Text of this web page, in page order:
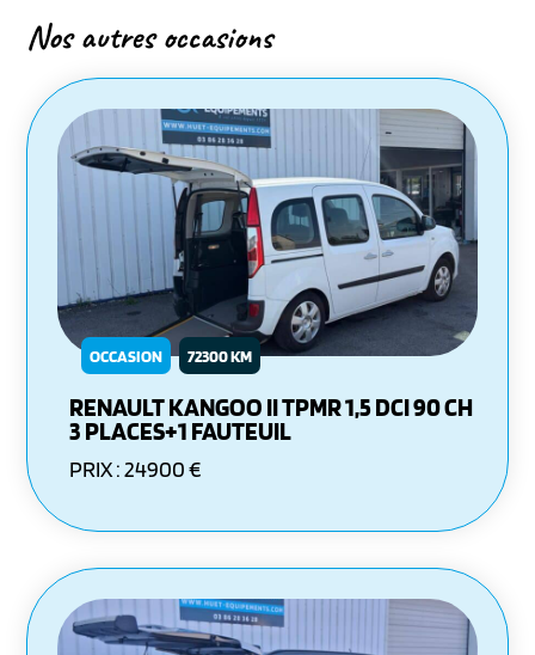
Nos autres occasions
OCCASION 72300 KM
RENAULT KANGOO II TPMR 1,5 DCI 90 CH
3 PLACES+1 FAUTEUIL
PRIX : 24900 €